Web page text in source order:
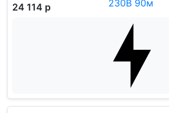
24 114 р